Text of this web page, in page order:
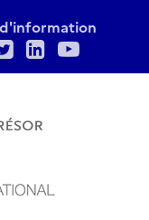
TwitterLinkedIn